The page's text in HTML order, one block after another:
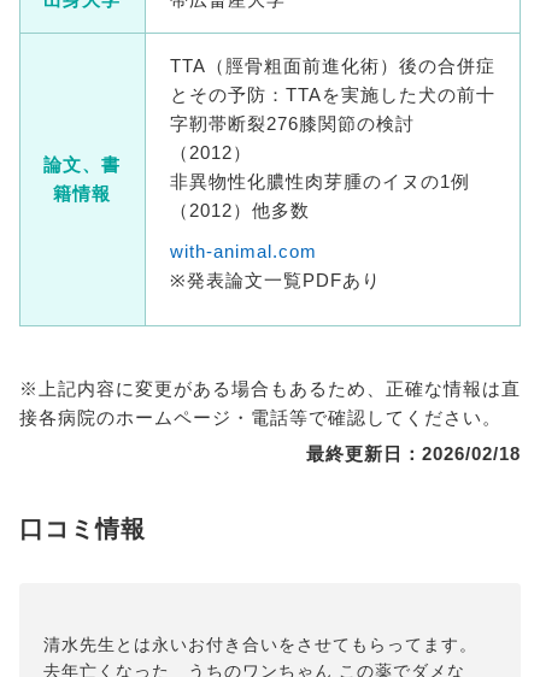
論文、書
籍情報
TTA（脛骨粗面前進化術）後の合併症
とその予防：TTAを実施した犬の前十
字靭帯断裂276膝関節の検討
（2012）
非異物性化膿性肉芽腫のイヌの1例
（2012）他多数
with-animal.com
※発表論文一覧PDFあり
※上記内容に変更がある場合もあるため、正確な情報は直
接各病院のホームページ・電話等で確認してください。
最終更新日：2026/02/18
口コミ情報
清水先生とは永いお付き合いをさせてもらってます。
去年亡くなった うちのワンちゃん この薬でダメな